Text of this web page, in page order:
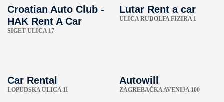
Croatian Auto Club -
HAK Rent A Car
SIGET ULICA 17
Lutar Rent a car
ULICA RUDOLFA FIZIRA 1
Car Rental
LOPUDSKA ULICA 11
Autowill
ZAGREBAČKA AVENIJA 100